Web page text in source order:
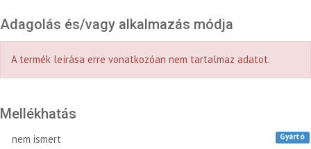
Adagolás és/vagy alkalmazás módja
A termék leírása erre vonatkozóan nem tartalmaz adatot.
Mellékhatás
nem ismert Gyártó